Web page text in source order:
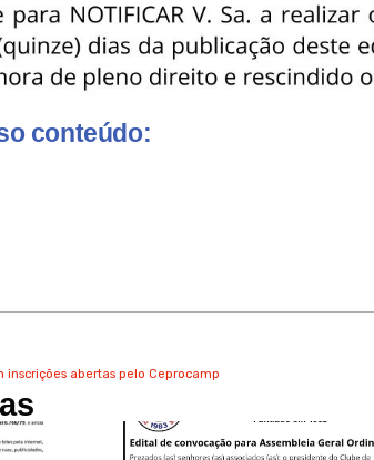
conteúdo:
inscrições abertas pelo Ceprocamp